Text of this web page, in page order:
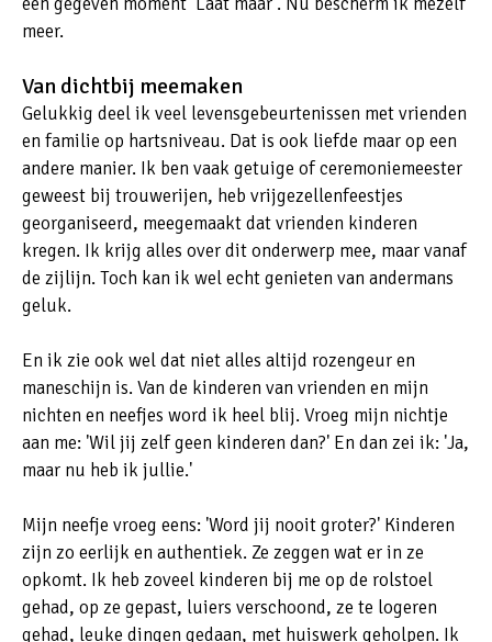
meer.
Van dichtbij meemaken
Gelukkig deel ik veel levensgebeurtenissen met vrienden
en familie op hartsniveau. Dat is ook liefde maar op een
andere manier. Ik ben vaak getuige of ceremoniemeester
geweest bij trouwerijen, heb vrijgezellenfeestjes
georganiseerd, meegemaakt dat vrienden kinderen
kregen. Ik krijg alles over dit onderwerp mee, maar vanaf
de zijlijn. Toch kan ik wel echt genieten van andermans
geluk.
En ik zie ook wel dat niet alles altijd rozengeur en
maneschijn is. Van de kinderen van vrienden en mijn
nichten en neefjes word ik heel blij. Vroeg mijn nichtje
aan me: 'Wil jij zelf geen kinderen dan?' En dan zei ik: 'Ja,
maar nu heb ik jullie.'
Mijn neefje vroeg eens: 'Word jij nooit groter?' Kinderen
zijn zo eerlijk en authentiek. Ze zeggen wat er in ze
opkomt. Ik heb zoveel kinderen bij me op de rolstoel
gehad, op ze gepast, luiers verschoond, ze te logeren
gehad, leuke dingen gedaan, met huiswerk geholpen. Ik